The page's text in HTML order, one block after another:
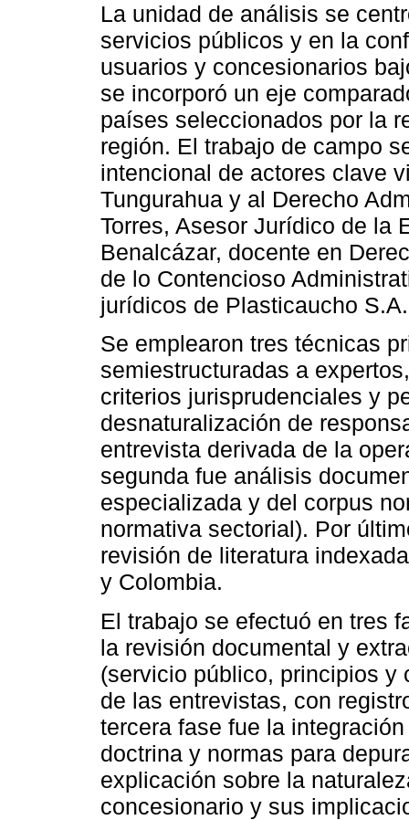
La unidad de análisis se
servicios públicos y en la
usuarios y concesionarios
se incorporó un eje
países seleccionados por la
región. El trabajo de campo
intencional de actores clave
Tungurahua y al Derecho
Torres, Asesor Jurídico de la
Benalcázar, docente en
de lo Contencioso
jurídicos de Plasticaucho
Se emplearon tres técnicas
semiestructuradas a
criterios jurisprudenciales y
desnaturalización de
entrevista derivada de la
segunda fue análisis
especializada y del corpus
normativa sectorial). Por
revisión de literatura
y Colombia.
El trabajo se efectuó en tres
la revisión documental y
(servicio público, principios y
de las entrevistas, con
tercera fase fue la
doctrina y normas para
explicación sobre la
concesionario y sus